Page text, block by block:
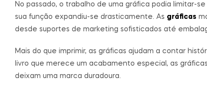
No passado, o trabalho de uma gráfica podia limitar-
sua função expandiu-se drasticamente. As gráficas
desde suportes de marketing sofisticados até
Mais do que imprimir, as gráficas ajudam a contar
livro que merece um acabamento especial, as
deixam uma marca duradoura.